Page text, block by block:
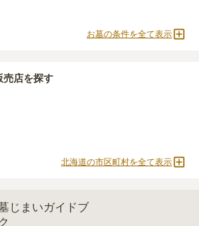
お墓の条件を全て表示
売店を探す
北海道の市区町村を全て表示